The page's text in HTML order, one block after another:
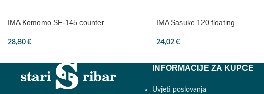
IMA Komomo SF-145 counter
28,80 €
IMA Sasuke 120 floating
24,02 €
INFORMACIJE ZA KUPCE
Uvjeti poslovanja